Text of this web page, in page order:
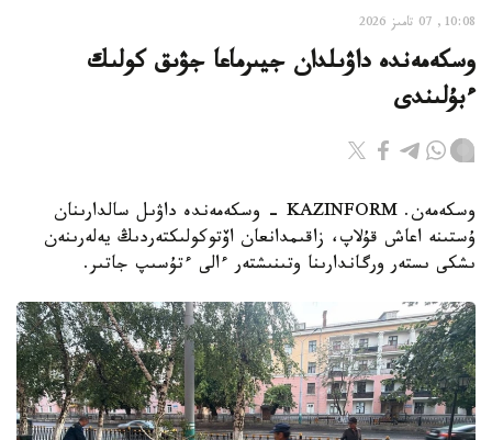
10:08, 07 تامىز 2026
وسكەمەندە داۋىلدان جيىرماعا جۋىق كولىك
ءبۇلىندى
وسكەمەن. KAZINFORM - وسكەمەندە داۋىل سالدارىنان
ۇستىنە اعاش قۇلاپ، زاقىمدانعان اۆتوكولىكتەردىڭ يەلەرىنەن
ىشكى ىستەر ورگاندارىنا وتىنىشتەر ءالى ءتۇسىپ جاتىر.